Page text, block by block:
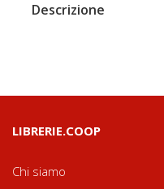
Descrizione
LIBRERIE.COOP
Chi siamo